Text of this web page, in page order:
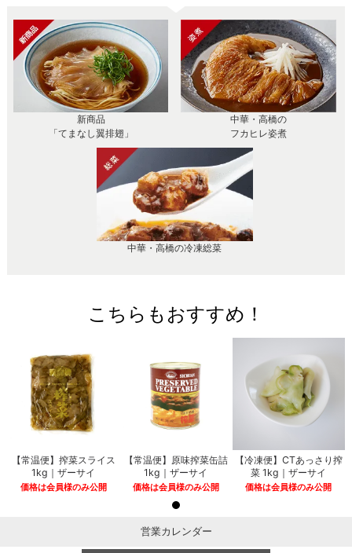
新商品
「てまなし翼排翅」
中華・高橋の
フカヒレ姿煮
中華・高橋の冷凍総菜
こちらもおすすめ！
【常温便】搾菜スライス
1kg｜ザーサイ
価格は会員様のみ公開
【常温便】原味搾菜缶詰
1kg｜ザーサイ
価格は会員様のみ公開
【冷凍便】CTあっさり搾
菜 1kg｜ザーサイ
価格は会員様のみ公開
営業カレンダー